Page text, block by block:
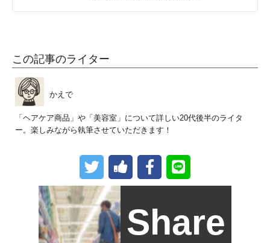
この記事のライター
かえで
「ヘアケア商品」や「美容室」について詳しい20代後半のライタ
ー。楽しみながら執筆させていただきます！
Share